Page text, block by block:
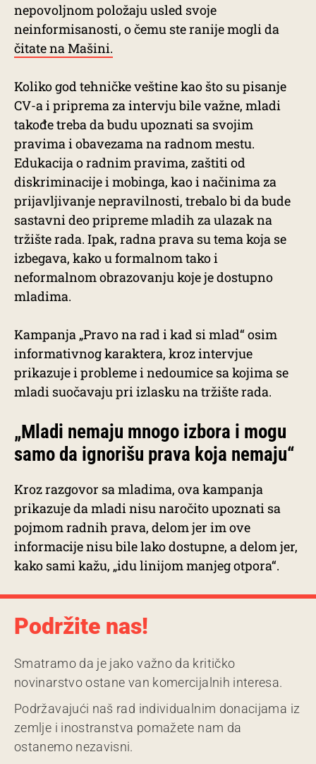
nepovoljnom položaju usled svoje
neinformisanosti, o čemu ste ranije mogli da
čitate na Mašini.
Koliko god tehničke veštine kao što su pisanje
CV-a i priprema za intervju bile važne, mladi
takođe treba da budu upoznati sa svojim
pravima i obavezama na radnom mestu.
Edukacija o radnim pravima, zaštiti od
diskriminacije i mobinga, kao i načinima za
prijavljivanje nepravilnosti, trebalo bi da bude
sastavni deo pripreme mladih za ulazak na
tržište rada. Ipak, radna prava su tema koja se
izbegava, kako u formalnom tako i
neformalnom obrazovanju koje je dostupno
mladima.
Kampanja „Pravo na rad i kad si mlad“ osim
informativnog karaktera, kroz intervjue
prikazuje i probleme i nedoumice sa kojima se
mladi suočavaju pri izlasku na tržište rada.
„Mladi nemaju mnogo izbora i mogu
samo da ignorišu prava koja nemaju“
Kroz razgovor sa mladima, ova kampanja
prikazuje da mladi nisu naročito upoznati sa
pojmom radnih prava, delom jer im ove
informacije nisu bile lako dostupne, a delom jer,
kako sami kažu, „idu linijom manjeg otpora“.
Podržite nas!
Smatramo da je jako važno da kritičko
novinarstvo ostane van komercijalnih interesa.
Podržavajući naš rad individualnim donacijama iz
zemlje i inostranstva pomažete nam da
ostanemo nezavisni.